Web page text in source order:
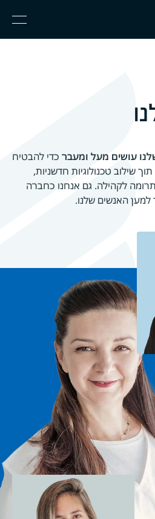
Menu
כדי להבטיח
שילוב טכנולוגיות חדשניות,
לקהילה. גם אנחנו כחברה
האנשים שלנו.